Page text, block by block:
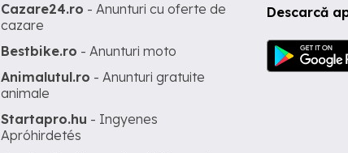
Descarcă
Cazare24.ro - Anunturi cu oferte de
cazare
Bestbike.ro - Anunturi moto
Animalutul.ro - Anunturi gratuite
animale
Startapro.hu - Ingyenes
Apróhirdetés